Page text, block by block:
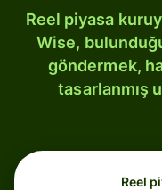
Reel piyasa
Wise,
göndermek,
tasarlanmış
Reel